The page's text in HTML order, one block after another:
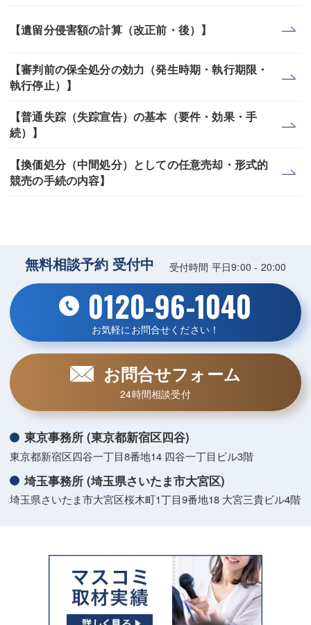
【遺留分侵害額の計算（改正前・後）】
【審判前の保全処分の効力（発生時期・執行期限・
執行停止）】
【普通失踪（失踪宣告）の基本（要件・効果・手
続）】
【換価処分（中間処分）としての任意売却・形式的
競売の手続の内容】
無料相談予約 受付中 受付時間 平日9:00 - 20:00
0120-96-1040
お気軽にお問合せください！
お問合せフォーム
24時間相談受付
東京事務所 (東京都新宿区四谷)
東京都新宿区四谷一丁目8番地14 四谷一丁目ビル3階
埼玉事務所 (埼玉県さいたま市大宮区)
埼玉県さいたま市大宮区桜木町1丁目9番地18 大宮三貴ビル4階